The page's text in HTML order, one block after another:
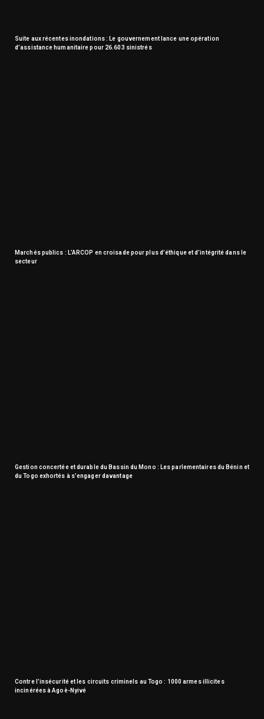
Suite aux récentes inondations : Le gouvernement lance une opération
d’assistance humanitaire pour 26.603 sinistrés
Marchés publics : L’ARCOP en croisade pour plus d’éthique et d’intégrité dans le
secteur
Gestion concertée et durable du Bassin du Mono : Les parlementaires du Bénin et
du Togo exhortés à s’engager davantage
Contre l’insécurité et les circuits criminels au Togo : 1000 armes illicites
incinérées à Agoè-Nyivé